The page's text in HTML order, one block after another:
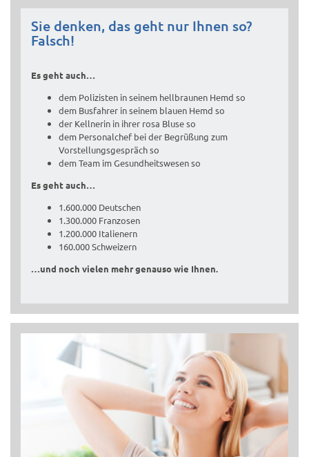
Sie denken, das geht nur Ihnen so?
Falsch!
Es geht auch…
dem Polizisten in seinem hellbraunen Hemd so
dem Busfahrer in seinem blauen Hemd so
der Kellnerin in ihrer rosa Bluse so
dem Personalchef bei der Begrüßung zum
Vorstellungsgespräch so
dem Team im Gesundheitswesen so
Es geht auch…
1.600.000 Deutschen
1.300.000 Franzosen
1.200.000 Italienern
160.000 Schweizern
…und noch vielen mehr genauso wie Ihnen.